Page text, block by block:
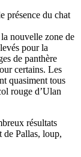
présence du chat
nouvelle zone de
pour la
de panthère
certains. Les
quasiment tous
rouge d’Ulan
résultats
de Pallas, loup,